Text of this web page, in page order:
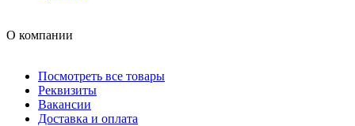
О компании
Посмотреть все товары
Реквизиты
Вакансии
Доставка и оплата